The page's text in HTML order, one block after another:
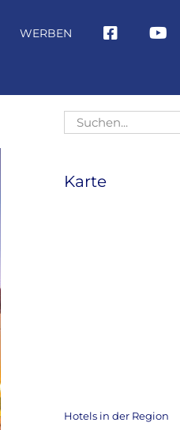
WERBEN
Suche
nach:
Karte
Hotels in der Region